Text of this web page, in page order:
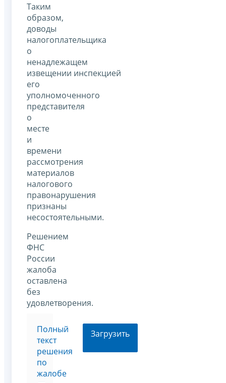
Таким
образом,
доводы
налогоплательщика
о
ненадлежащем
извещении инспекцией
его
уполномоченного
представителя
о
месте
и
времени
рассмотрения
материалов
налогового
правонарушения
признаны
несостоятельными.
Решением
ФНС
России
жалоба
оставлена
без
удовлетворения.
Полный
текст
решения
по
жалобе
Загрузить